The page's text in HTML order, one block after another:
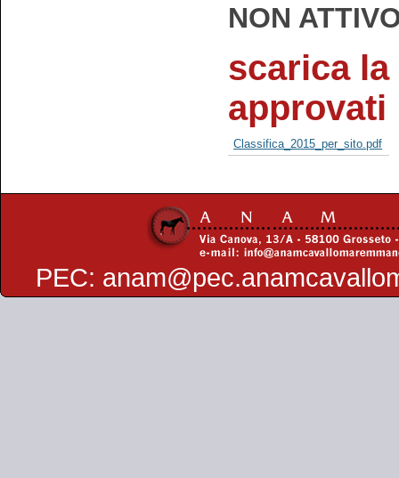
NON
scarica
approvati
Classifica_2015_per_sito.pdf
PEC: